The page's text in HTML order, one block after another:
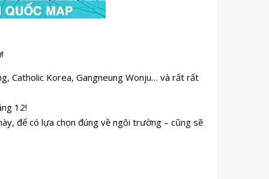
Catholic Korea, Gangneung Wonju… và rất rất
12!
để có lựa chọn đúng về ngôi trường – cũng sẽ